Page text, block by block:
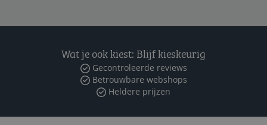
Wat je ook kiest: Blijf kieskeurig
Gecontroleerde reviews
Betrouwbare webshops
Heldere prijzen